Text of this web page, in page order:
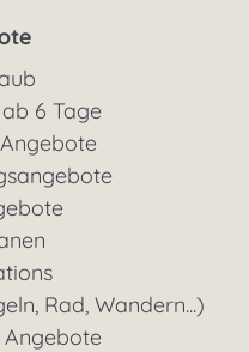
6 Tage
Rad, Wandern...)